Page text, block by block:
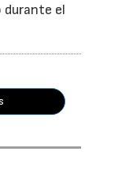
durante el